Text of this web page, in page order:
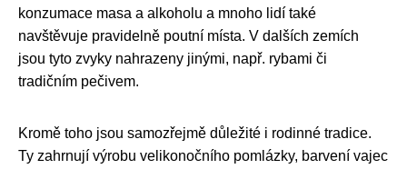
konzumace masa a alkoholu a mnoho lidí také
navštěvuje pravidelně poutní místa. V dalších zemích
jsou tyto zvyky nahrazeny jinými, např. rybami či
tradičním pečivem.
Kromě toho jsou samozřejmě důležité i rodinné tradice.
Ty zahrnují výrobu velikonočního pomlázky, barvení vajec